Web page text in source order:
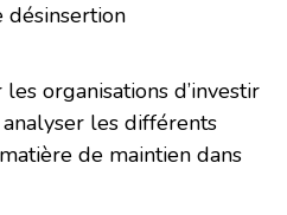
organisations d’investir
les différents
de maintien dans